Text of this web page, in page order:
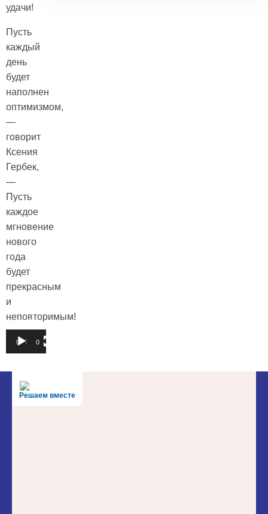
удачи!
Пусть
каждый
день
будет
наполнен
оптимизмом,
—
говорит
Ксения
Гербек,
—
Пусть
каждое
мгновение
нового
года
будет
прекрасным
и
неповторимым!
Видеоплеер
00:00 00:36
Решаем вместе